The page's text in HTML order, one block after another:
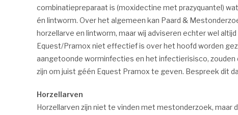
combinatiepreparaat is (moxidectine met prazyquantel)
én lintworm. Over het algemeen kan Paard &
horzellarve en lintworm, maar wij adviseren echter wel
Equest/Pramox niet effectief is over het hoofd worden
aangetoonde worminfecties en het infectierisisco,
zijn om juist géén Equest Pramox te geven. Bespreek dit
Horzellarven
Horzellarven zijn niet te vinden met mestonderzoek, maar